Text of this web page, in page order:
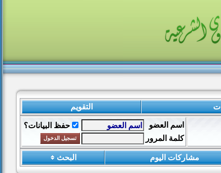
التقويم
اسم العضو
حفظ البيانات؟
كلمة المرور
مشاركات اليوم البحث